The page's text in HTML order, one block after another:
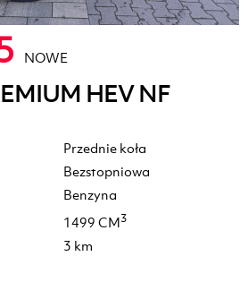
NOWE
HEV NF
Przednie koła
Bezstopniowa
Benzyna
1499 CM3
3 km